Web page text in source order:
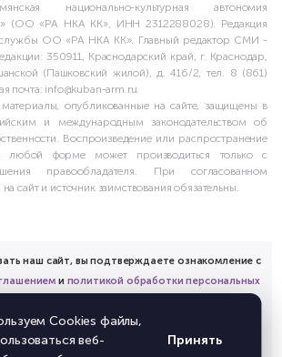
национально-культурная автономия
(ОО «РА НКА КК», ИНН 2312288028). Редакция
ОО «РА НКА КК». Главный редактор СМИ -
350911, Краснодарский край, г. Краснодар,
(Пашковский жилой), д. 416/2, тел. 8 (861)
почта: info@kuban-arm.ru.
опубликованные на сайте, защищены в
и международным законодательством об
Воспроизведение или распространение
любой форме может производиться только с
правообладателя. При согласованном
сайт и источник заимствования обязательны.
наш сайт, вы подтверждаете ознакомление с
и политикой обработки персональных
согласие на обработку соответствующих
персональных данных.
Cookies файлы,
веб-
Принять